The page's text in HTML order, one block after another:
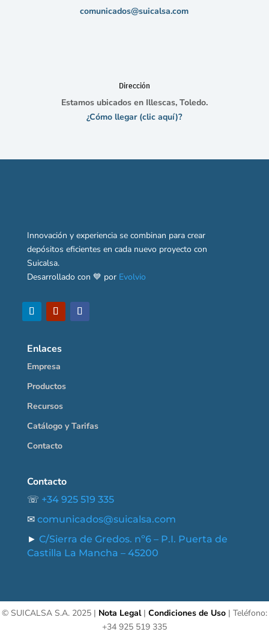
comunicados@suicalsa.com
Dirección
Estamos ubicados en Illescas, Toledo.
¿Cómo llegar (clic aquí)?
Innovación y experiencia se combinan para crear
depósitos eficientes en cada nuevo proyecto con
Suicalsa.
Desarrollado con 💙 por Evolvio
Enlaces
Empresa
Productos
Recursos
Catálogo y Tarifas
Contacto
Contacto
☏ +34 925 519 335
✉ comunicados@suicalsa.com
► C/Sierra de Gredos. nº6 – P.I. Puerta de
Castilla La Mancha – 45200
© SUICALSA S.A. 2025 | Nota Legal| Condiciones de Uso | Teléfono:
+34 925 519 335